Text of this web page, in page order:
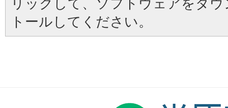
リックして、ソフトウェアをダ
トールしてください。